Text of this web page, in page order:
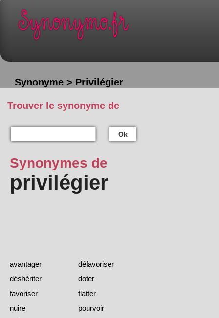
Synonyme > Privilégier
Trouver le synonyme de
Ok
Synonymes de
privilégier
avantager
défavoriser
déshériter
doter
favoriser
flatter
nuire
pourvoir